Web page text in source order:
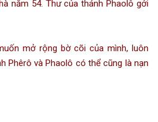
năm 54. Thư của thánh Phaolô gởi
mở rộng bờ cõi của mình, luôn
Phêrô và Phaolô có thể cũng là nạn